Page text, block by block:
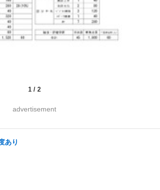
1 / 2
advertisement
あり